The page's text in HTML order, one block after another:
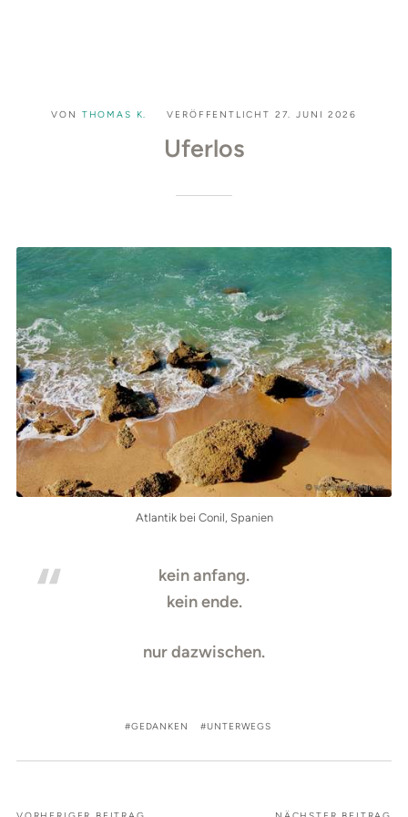
VON THOMAS K. VERÖFFENTLICHT 27. JUNI 2026
Uferlos
Atlantik bei Conil, Spanien
kein anfang.
kein ende.
nur dazwischen.
GEDANKEN UNTERWEGS